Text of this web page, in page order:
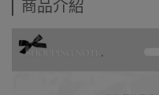
商品介紹